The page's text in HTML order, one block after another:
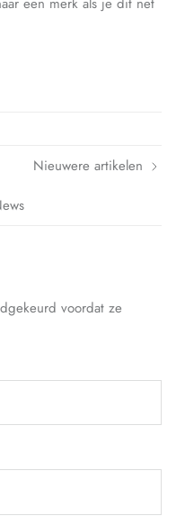
Nieuwere artikelen
voordat ze